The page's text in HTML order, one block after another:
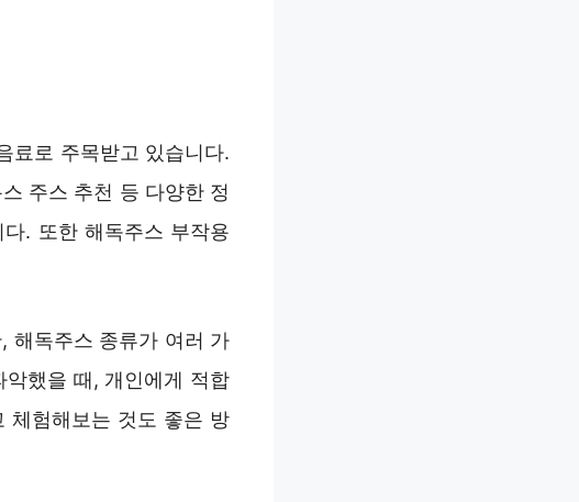
료로 주목받고 있습니다.
주스 추천 등 다양한 정
. 또한 해독주스 부작용
해독주스 종류가 여러 가
했을 때, 개인에게 적합
체험해보는 것도 좋은 방